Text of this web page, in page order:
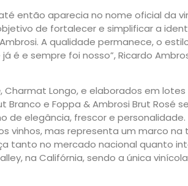
então aparecia no nome oficial da
de fortalecer e simplificar a
A qualidade permanece, o
é e sempre foi nosso”, Ricardo
, Charmat Longo, e elaborados em lotes
Branco e Foppa & Ambrosi Brut Rosé
de elegância, frescor e
vinhos, mas representa um marco
tanto no mercado nacional quanto
na Califórnia, sendo a única